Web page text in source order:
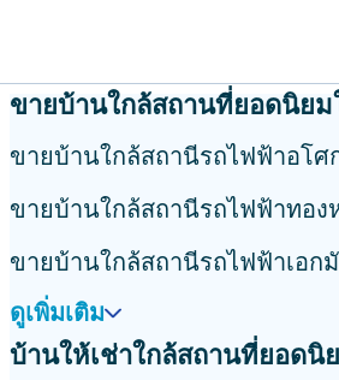
ขายบ้านใกล้สถานที่ยอดนิยม
ขายบ้านใกล้สถานีรถไฟฟ้าอโศ
ขายบ้านใกล้สถานีรถไฟฟ้าทอง
ขายบ้านใกล้สถานีรถไฟฟ้าเอก
ดูเพิ่มเติม
บ้านให้เช่าใกล้สถานที่ยอดนิ